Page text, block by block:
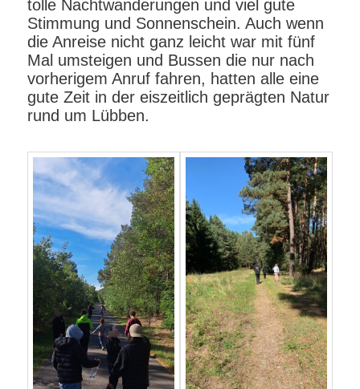
tolle Nachtwanderungen und viel gute
Stimmung und Sonnenschein. Auch wenn
die Anreise nicht ganz leicht war mit fünf
Mal umsteigen und Bussen die nur nach
vorherigem Anruf fahren, hatten alle eine
gute Zeit in der eiszeitlich geprägten Natur
rund um Lübben.